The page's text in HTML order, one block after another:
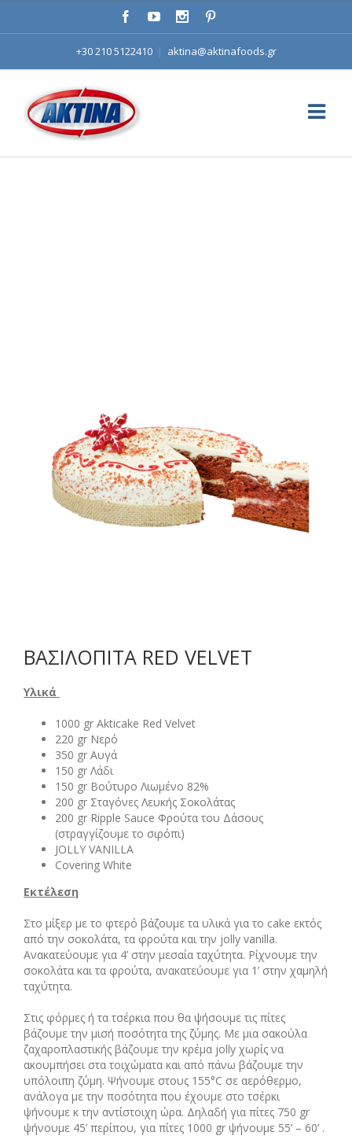
+30 210 5122410 | aktina@aktinafoods.gr
ΒΑΣΙΛΟΠΙΤΑ RED VELVET
Υλικά
1000 gr Akticake Red Velvet
220 gr Νερό
350 gr Αυγά
150 gr Λάδι
150 gr Βούτυρο Λιωμένο 82%
200 gr Σταγόνες Λευκής Σοκολάτας
200 gr Ripple Sauce Φρούτα του Δάσους
(στραγγίζουμε το σιρόπι)
JOLLY VANILLA
Covering White
Εκτέλεση
Στο μίξερ με το φτερό βάζουμε τα υλικά για το cake εκτός
από την σοκολάτα, τα φρούτα και την jolly vanilla.
Ανακατεύουμε για 4’ στην μεσαία ταχύτητα. Ρίχνουμε την
σοκολάτα και τα φρούτα, ανακατεύουμε για 1’ στην χαμηλή
ταχύτητα.
Στις φόρμες ή τα τσέρκια που θα ψήσουμε τις πίτες
βάζουμε την μισή ποσότητα της ζύμης. Με μια σακούλα
ζαχαροπλαστικής βάζουμε την κρέμα jolly χωρίς να
ακουμπήσει στα τοιχώματα και από πάνω βάζουμε την
υπόλοιπη ζύμη. Ψήνουμε στους 155°C σε αερόθερμο,
ανάλογα με την ποσότητα που έχουμε στο τσέρκι
ψήνουμε κ την αντίστοιχη ώρα. Δηλαδή για πίτες 750 gr
ψήνουμε 45’ περίπου, για πίτες 1000 gr ψήνουμε 55’ – 60’ .